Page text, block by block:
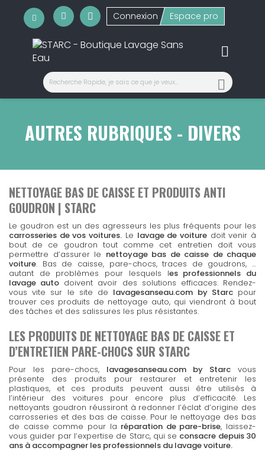
Connexion Espace pro


AUTRES RUBRIQUES - DIVERS
NETTOYAGE BAS DE CAISSE ET PRODUITS ANTI
GOUDRON | STARC
Le goudron est un des agresseurs les plus fréquents pour les
carrosseries de vos voitures. Le lavage de voituredoit venir à
bout de ce goudron tout comme cet entretien doit vous
permettre d’assurer le nettoyage bas de caisse de chaque
voiture. Bas de caisse, pare-chocs, traces de goudrons, …
autant de problèmes pour lesquels les professionnels du
lavage auto doivent avoir des solutions efficaces. Rendez-
vous vite sur le site de lavagesanseau.com by Starcpour
trouver ces produits de nettoyage auto, qui viendront à bout
des tâches et des salissures les plus résistantes.
LES PRODUITS DE NETTOYAGE BAS DE CAISSE ET
D’ENTRETIEN PARE-CHOCS SUR STARC
Pour les pare-chocs, lavagesanseau.com by Starc vous
présente des produits pour restaurer et entretenir les
plastiques, et ces produits peuvent aussi être utilisés à
l’intérieur des voitures pour encore plus d’efficacité. Les
nettoyants goudron réussiront à redonner l’éclat d’origine des
carrosseries et des bas de caisse. Pour le nettoyage des bas
de caisse comme pour la réparation de pare-brise, laissez-
vous guider par l’expertise de Starc, qui se consacre depuis 30
ans à accompagner les professionnels du lavage voiture.
Nous comprenons l'importance de recevoir vos commandes
garantissent une
adapté à vos besoins.
Notre équipe de service clientest là pour répondre à toutes
Nous sommes à votre écoute pour vous aider à chaque étape
SERVICE CLIENT
Votresécuritéest notre priorité ! Nous vous proposons
que vos
satisfaction de nos clientsest au cœur de nos
Nos clients nous recommandent pour notre
ACCÈS COMPTE